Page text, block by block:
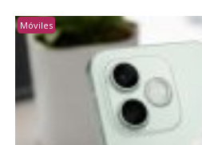
Móviles